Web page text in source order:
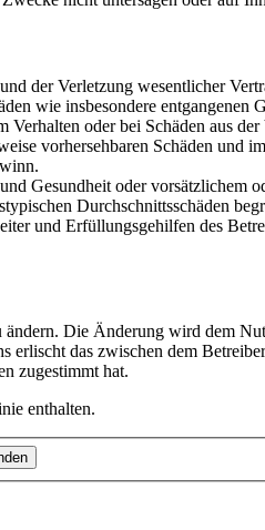
der Verletzung wesentlicher
wie insbesondere entgangenen
oder bei Schäden aus
vorhersehbaren Schäden und
Gesundheit oder vorsätzlichem
Durchschnittsschäden
und Erfüllungsgehilfen des
Die Änderung wird dem
das zwischen dem
zugestimmt hat.
enthalten.